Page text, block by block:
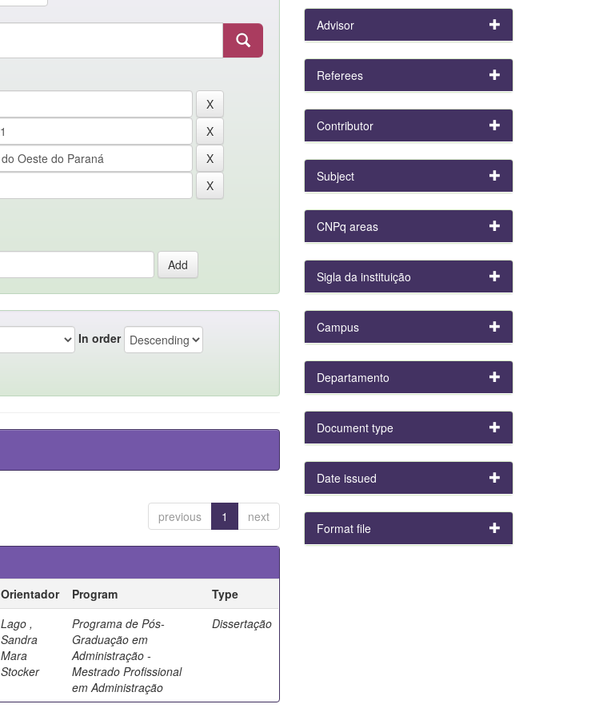
In order
previous 1 next
Orientador Program
Type
Lago ,
Sandra
Mara
Stocker
Programa de Pós-
Graduação em
Administração -
Mestrado Profissional
em Administração
Dissertação
Advisor
Referees
Contributor
Subject
CNPq areas
Sigla da instituição
Campus
Departamento
Document type
Date issued
Format file